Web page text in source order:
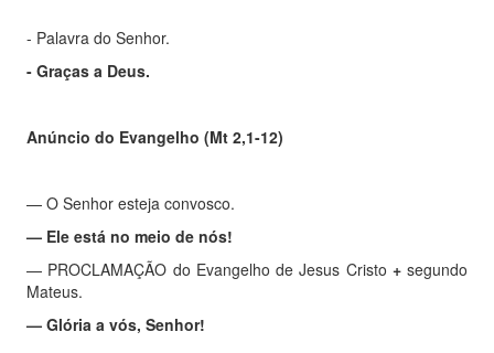
- Palavra do Senhor.
- Graças a Deus.
Anúncio do Evangelho (Mt 2,1-12)
— O Senhor esteja convosco.
— Ele está no meio de nós!
— PROCLAMAÇÃO do Evangelho de Jesus Cristo +segundo
Mateus.
— Glória a vós, Senhor!